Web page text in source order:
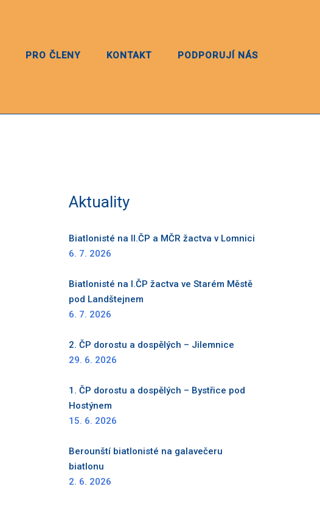
PRO ČLENY KONTAKT PODPORUJÍ NÁS
Aktuality
Biatlonisté na II.ČP a MČR žactva v Lomnici
6. 7. 2026
Biatlonisté na I.ČP žactva ve Starém Městě
pod Landštejnem
6. 7. 2026
2. ČP dorostu a dospělých – Jilemnice
29. 6. 2026
1. ČP dorostu a dospělých – Bystřice pod
Hostýnem
15. 6. 2026
Berounští biatlonisté na galavečeru
biatlonu
2. 6. 2026